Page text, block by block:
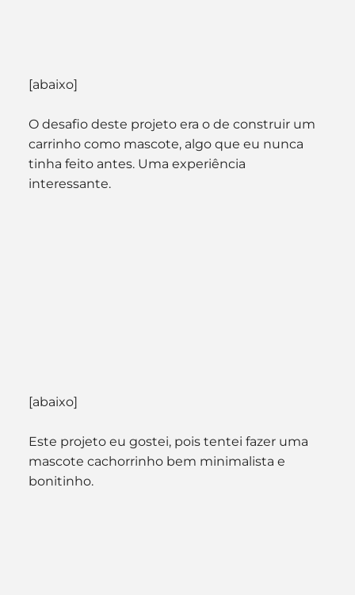
[abaixo]
O desafio deste projeto era o de construir um
carrinho como mascote, algo que eu nunca
tinha feito antes. Uma experiência
interessante.
[abaixo]
Este projeto eu gostei, pois tentei fazer uma
mascote cachorrinho bem minimalista e
bonitinho.